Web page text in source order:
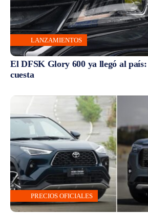
LANZAMIENTOS
El DFSK Glory 600 ya llegó al país:
cuesta
PRECIOS OFICIALES